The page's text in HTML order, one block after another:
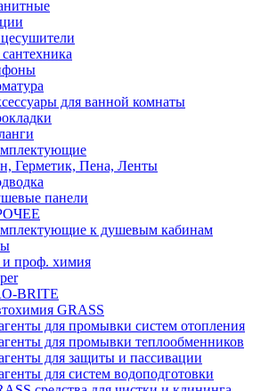
для ванной комнаты
Герметик, Пена, Ленты
панели
к душевым кабинам
и проф. химия
BRITE
GRASS
для промывки систем отопления
для промывки теплообменников
для защиты и пассивации
для систем водоподготовки